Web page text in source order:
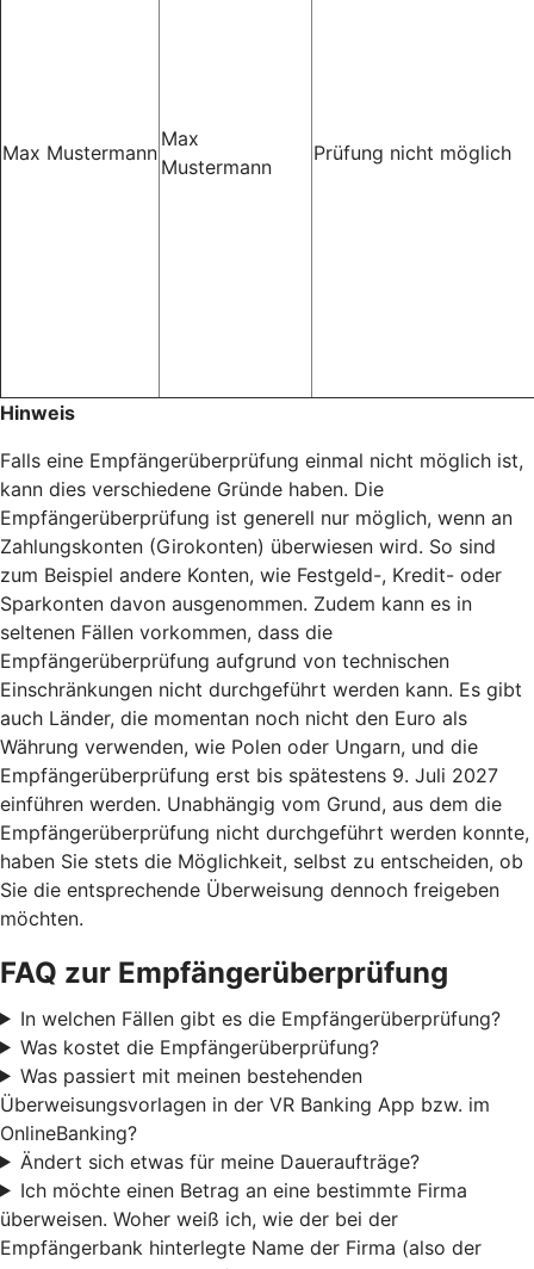
Max Mustermann
Max
Mustermann
Prüfung nicht möglich
Hinweis
Falls eine Empfängerüberprüfung einmal nicht möglich ist,
kann dies verschiedene Gründe haben. Die
Empfängerüberprüfung ist generell nur möglich, wenn an
Zahlungskonten (Girokonten) überwiesen wird. So sind
zum Beispiel andere Konten, wie Festgeld-, Kredit- oder
Sparkonten davon ausgenommen. Zudem kann es in
seltenen Fällen vorkommen, dass die
Empfängerüberprüfung aufgrund von technischen
Einschränkungen nicht durchgeführt werden kann. Es gibt
auch Länder, die momentan noch nicht den Euro als
Währung verwenden, wie Polen oder Ungarn, und die
Empfängerüberprüfung erst bis spätestens 9. Juli 2027
einführen werden. Unabhängig vom Grund, aus dem die
Empfängerüberprüfung nicht durchgeführt werden konnte,
haben Sie stets die Möglichkeit, selbst zu entscheiden, ob
Sie die entsprechende Überweisung dennoch freigeben
möchten.
FAQ zur Empfängerüberprüfung
In welchen Fällen gibt es die Empfängerüberprüfung?
Was kostet die Empfängerüberprüfung?
Was passiert mit meinen bestehenden
Überweisungsvorlagen in der VR Banking App bzw. im
OnlineBanking?
Ändert sich etwas für meine Daueraufträge?
Ich möchte einen Betrag an eine bestimmte Firma
überweisen. Woher weiß ich, wie der bei der
Empfängerbank hinterlegte Name der Firma (also der